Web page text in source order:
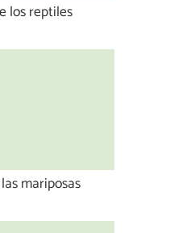
los reptiles
mariposas